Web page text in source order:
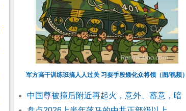
军方高干训练班搞人人过关 习耍手段矮化众将领（图/视频）
中国尊被撞后附近再起火，意外、蓄意，暗